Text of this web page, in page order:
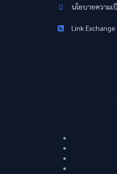
นโยบายความเ
Link Exchange